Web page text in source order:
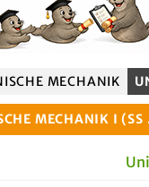
MECHANIK
MECHANIK I (SS